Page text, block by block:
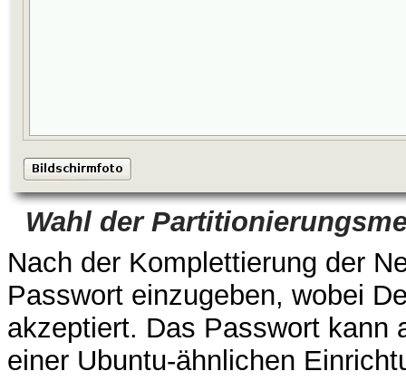
Wahl der
Nach der Komplettierung der
Passwort einzugeben, wobei
akzeptiert. Das Passwort kann
einer Ubuntu-ähnlichen